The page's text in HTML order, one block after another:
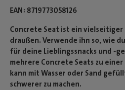
EAN 8719773058126
Concrete Seat ist ein
draußen. Verwende ihn so, wie
für deine Lieblingssnacks und -
mehrere Concrete Seats zu einer
kann mit Wasser oder Sand
schwerer zu machen.